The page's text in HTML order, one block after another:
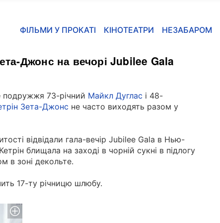
ФІЛЬМИ У ПРОКАТІ КІНОТЕАТРИ НЕЗАБАРОМ
Джонс на вечорі Jubilee Gala
подружжя 73-річний Майкл Дуглас і 48-
Зета-Джонс не часто виходять разом у
відвідали гала-вечір Jubilee Gala в Нью-
Кетрін блищала на заході в чорній сукні в підлогу
в зоні декольте.
17-ту річницю шлюбу.